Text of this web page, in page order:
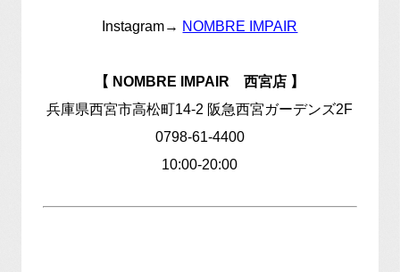
Instagram→ NOMBRE IMPAIR
【 NOMBRE IMPAIR 西宮店 】
兵庫県西宮市高松町14-2 阪急西宮ガーデンズ2F
0798-61-4400
10:00-20:00